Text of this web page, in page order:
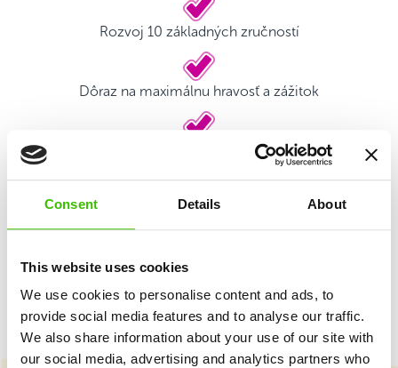
Consent Details About
This website uses cookies
We use cookies to personalise content and ads, to
provide social media features and to analyse our traffic.
We also share information about your use of our site with
our social media, advertising and analytics partners who
Rozvoj 10 základných zručností
Dôraz na maximálnu hravosť a zážitok
Kvalifikovaný tréner
Herný plán s motivačnými nálepkami